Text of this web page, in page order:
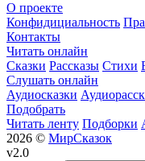
О проекте
Конфидициальность
Контакты
Читать онлайн
Сказки Рассказы Стихи
Слушать онлайн
Аудиосказки
Подобрать
Читать ленту Подборки
2026 © МирСказок
v2.0